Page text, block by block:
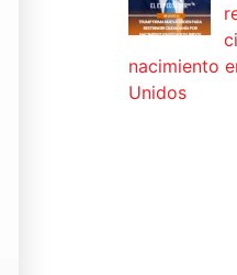
nacimiento
Unidos